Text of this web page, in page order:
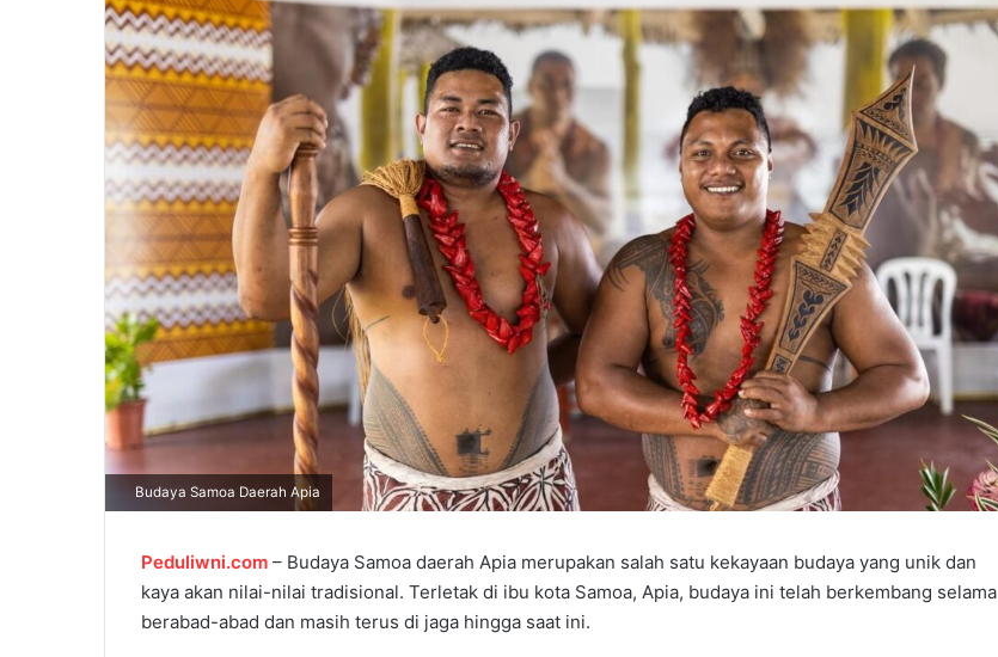
a
i
l
Budaya Samoa Daerah Apia
Peduliwni.com – Budaya Samoa daerah Apia merupakan salah satu kekayaan budaya yang unik dan
kaya akan nilai-nilai tradisional. Terletak di ibu kota Samoa, Apia, budaya ini telah berkembang selama
berabad-abad dan masih terus di jaga hingga saat ini.